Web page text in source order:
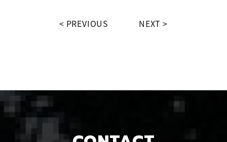
PREVIOUS NEXT